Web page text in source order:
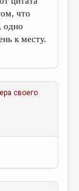
что
одно
к месту.
своего